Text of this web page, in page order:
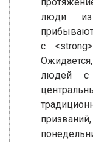
люди
с
людей с